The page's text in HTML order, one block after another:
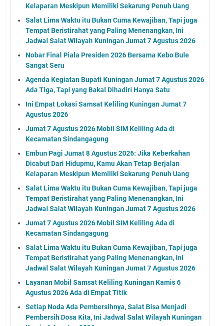
Kelaparan Meskipun Memiliki Sekarung Penuh Uang
Salat Lima Waktu itu Bukan Cuma Kewajiban, Tapi juga
Tempat Beristirahat yang Paling Menenangkan, Ini
Jadwal Salat Wilayah Kuningan Jumat 7 Agustus 2026
Nobar Final Piala Presiden 2026 Bersama Kebo Bule
Sangat Seru
Agenda Kegiatan Bupati Kuningan Jumat 7 Agustus 2026
Ada Tiga, Tapi yang Bakal Dihadiri Hanya Satu
Ini Empat Lokasi Samsat Keliling Kuningan Jumat 7
Agustus 2026
Jumat 7 Agustus 2026 Mobil SIM Keliling Ada di
Kecamatan Sindangagung
Embun Pagi Jumat 8 Agustus 2026: Jika Keberkahan
Dicabut Dari Hidupmu, Kamu Akan Tetap Berjalan
Kelaparan Meskipun Memiliki Sekarung Penuh Uang
Salat Lima Waktu itu Bukan Cuma Kewajiban, Tapi juga
Tempat Beristirahat yang Paling Menenangkan, Ini
Jadwal Salat Wilayah Kuningan Jumat 7 Agustus 2026
Jumat 7 Agustus 2026 Mobil SIM Keliling Ada di
Kecamatan Sindangagung
Salat Lima Waktu itu Bukan Cuma Kewajiban, Tapi juga
Tempat Beristirahat yang Paling Menenangkan, Ini
Jadwal Salat Wilayah Kuningan Jumat 7 Agustus 2026
Layanan Mobil Samsat Keliling Kuningan Kamis 6
Agustus 2026 Ada di Empat Titik
Setiap Noda Ada Pembersihnya, Salat Bisa Menjadi
Pembersih Dosa Kita, Ini Jadwal Salat Wilayah Kuningan